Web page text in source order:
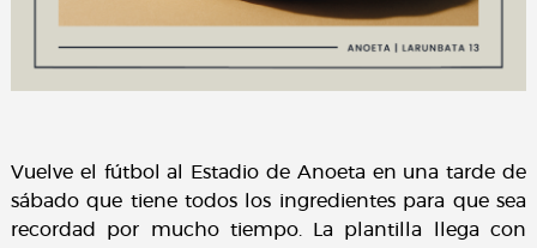
Vuelve el fútbol al Estadio de Anoeta en una tarde de
sábado que tiene todos los ingredientes para que sea
recordad por mucho tiempo. La plantilla llega con